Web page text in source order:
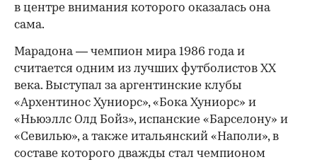
в центре внимания которого оказалась она
сама.
Марадона — чемпион мира 1986 года и
считается одним из лучших футболистов ХХ
века. Выступал за аргентинские клубы
«Архентинос Хуниорс», «Бока Хуниорс» и
«Ньюэллс Олд Бойз», испанские «Барселону» и
«Севилью», а также итальянский «Наполи», в
составе которого дважды стал чемпионом